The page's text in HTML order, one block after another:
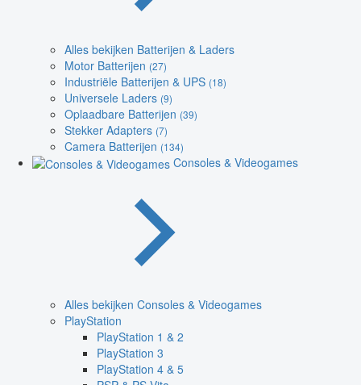
Alles bekijken Batterijen & Laders
Motor Batterijen (27)
Industriële Batterijen & UPS (18)
Universele Laders (9)
Oplaadbare Batterijen (39)
Stekker Adapters (7)
Camera Batterijen (134)
Consoles & Videogames
Alles bekijken Consoles & Videogames
PlayStation
PlayStation 1 & 2
PlayStation 3
PlayStation 4 & 5